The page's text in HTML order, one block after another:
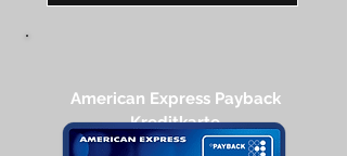
American Express Payback
Kreditkarte​